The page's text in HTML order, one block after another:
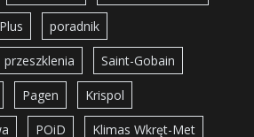
poradnik
przeszklenia Saint-Gobain
Pagen Krispol
POiD Klimas Wkręt-Met